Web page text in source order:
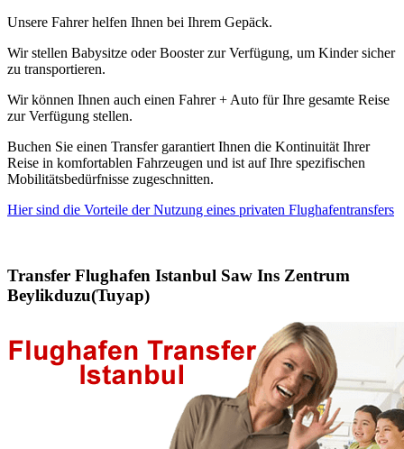
Unsere Fahrer helfen Ihnen bei Ihrem Gepäck.
Wir stellen Babysitze oder Booster zur Verfügung, um Kinder sicher
zu transportieren.
Wir können Ihnen auch einen Fahrer + Auto für Ihre gesamte Reise
zur Verfügung stellen.
Buchen Sie einen Transfer garantiert Ihnen die Kontinuität Ihrer
Reise in komfortablen Fahrzeugen und ist auf Ihre spezifischen
Mobilitätsbedürfnisse zugeschnitten.
Hier sind die Vorteile der Nutzung eines privaten Flughafentransfers
Transfer Flughafen Istanbul Saw Ins Zentrum
Beylikduzu(Tuyap)